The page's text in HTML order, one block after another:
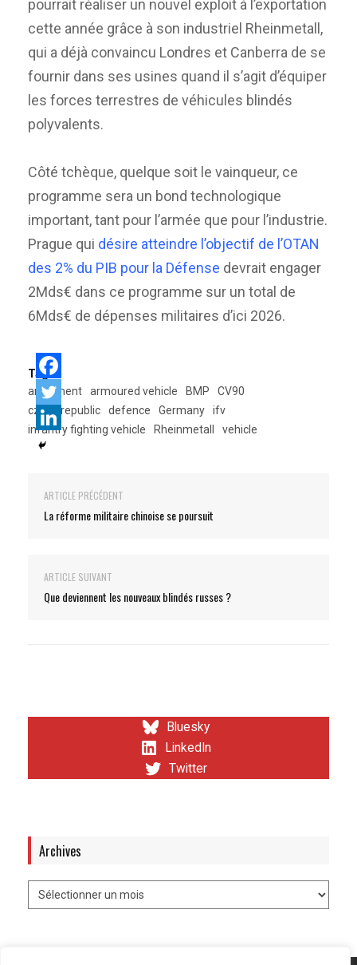
pourrait réaliser un nouvel exploit à l’exportation
cette année grâce à son industriel Rheinmetall,
qui a déjà convaincu Londres et Canberra de se
fournir dans ses usines quand il s’agit d’équiper
les forces terrestres de véhicules blindés
polyvalents.
Côté tchèque, quelque soit le vainqueur, ce
programme sera un bond technologique
important, tant pour l’armée que pour l’industrie.
Prague qui désire atteindre l’objectif de l’OTAN
des 2% du PIB pour la Défense devrait engager
2Mds€ dans ce programme sur un total de
6Mds€ de dépenses militaires d’ici 2026.
Tags:
armement
armoured vehicle BMP
CV90
czech republic
defence Germany
ifv
infantry fighting vehicle
Rheinmetall vehicle
ARTICLE PRÉCÉDENT
La réforme militaire chinoise se poursuit
ARTICLE SUIVANT
Que deviennent les nouveaux blindés russes ?
Bluesky
LinkedIn
Twitter
Archives